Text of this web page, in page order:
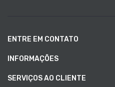
ENTRE EM CONTATO
INFORMAÇÕES
SERVIÇOS AO CLIENTE